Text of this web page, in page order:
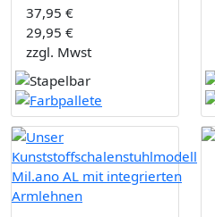
37,95 €
29,95 €
zzgl. Mwst